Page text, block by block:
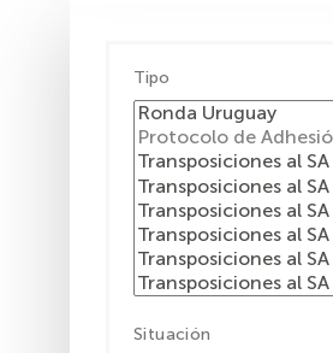
Tipo
Situación